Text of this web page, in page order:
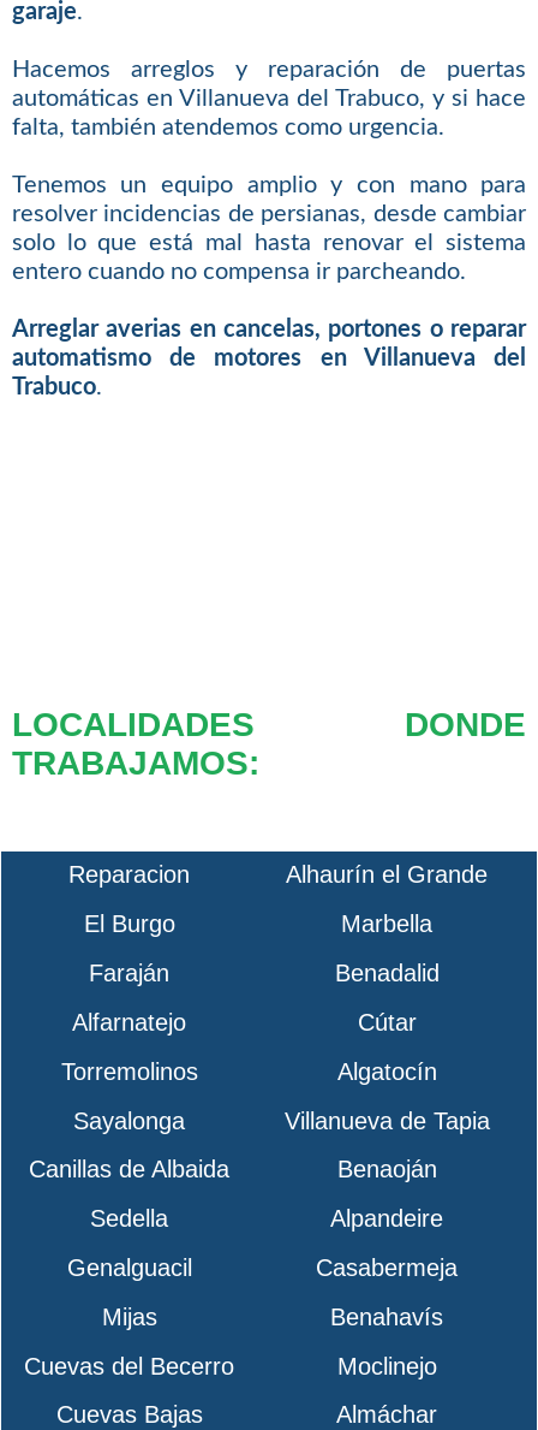
garaje.
Hacemos arreglos y reparación de puertas
automáticas en Villanueva del Trabuco, y si hace
falta, también atendemos como urgencia.
Tenemos un equipo amplio y con mano para
resolver incidencias de persianas, desde cambiar
solo lo que está mal hasta renovar el sistema
entero cuando no compensa ir parcheando.
Arreglar averias en cancelas, portones o reparar
automatismo de motores en Villanueva del
Trabuco.
LOCALIDADES DONDE
TRABAJAMOS:
Reparacion
Alhaurín el Grande
El Burgo
Marbella
Faraján
Benadalid
Alfarnatejo
Cútar
Torremolinos
Algatocín
Sayalonga
Villanueva de Tapia
Canillas de Albaida
Benaoján
Sedella
Alpandeire
Genalguacil
Casabermeja
Mijas
Benahavís
Cuevas del Becerro
Moclinejo
Cuevas Bajas
Almáchar